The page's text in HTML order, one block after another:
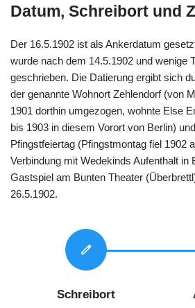
Datum, Schreibort und
Der 16.5.1902 ist als Ankerdatum
wurde nach dem 14.5.1902 und wenige
geschrieben. Die Datierung ergibt sich
der genannte Wohnort Zehlendorf (von
1901 dorthin umgezogen, wohnte Else
bis 1903 in diesem Vorort von Berlin)
Pfingstfeiertag (Pfingstmontag fiel 1902
Verbindung mit Wedekinds Aufenthalt in
Gastspiel am Bunten Theater
26.5.1902.
edit
Schreibort